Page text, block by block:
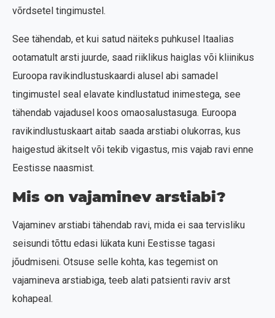
võrdsetel tingimustel.
See tähendab, et kui satud näiteks puhkusel Itaalias
ootamatult arsti juurde, saad riiklikus haiglas või kliinikus
Euroopa ravikindlustuskaardi alusel abi samadel
tingimustel seal elavate kindlustatud inimestega, see
tähendab vajadusel koos omaosalustasuga. Euroopa
ravikindlustuskaart aitab saada arstiabi olukorras, kus
haigestud äkitselt või tekib vigastus, mis vajab ravi enne
Eestisse naasmist.
Mis on vajaminev arstiabi?
Vajaminev arstiabi tähendab ravi, mida ei saa tervisliku
seisundi tõttu edasi lükata kuni Eestisse tagasi
jõudmiseni. Otsuse selle kohta, kas tegemist on
vajamineva arstiabiga, teeb alati patsienti raviv arst
kohapeal.